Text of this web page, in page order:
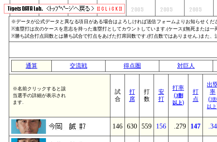
※データが公式データと異なる項目がある場合はよろしければ送信フォームよりお知らせくだ
※進塁打は次のケースを意志を持った進塁打としてカウントしています.(ケース)[無死または
※勝ち試合打点回数とは勝ち試合で打点をあげた打席回数です.(打点数ではありません.)また
通算 交流戦 得点圏 対巨人
※名前クリックすると該
当選手の詳細が表示され
ます.
試
合
打
席
打
数
安
打
打率
(3割
以上)
打
点
出
率
(3割
以上
146 630 559 156 .279 147